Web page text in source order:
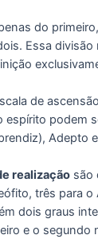
do
Essa divisão
de
espírito podem
Adepto
realização são
três para o
dois graus
e o segundo